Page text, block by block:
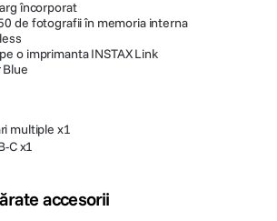
încorporat
de fotografii în memoria interna
o imprimanta INSTAX Link
multiple x1
C x1
accesorii